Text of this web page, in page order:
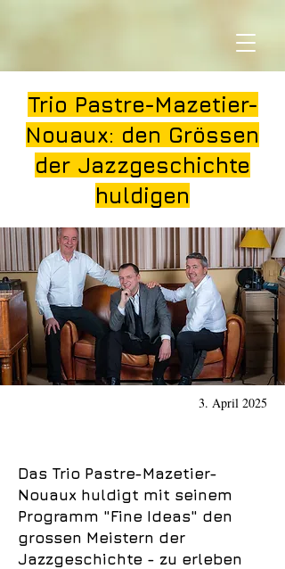
Trio Pastre-Mazetier-
Nouaux: den Grössen
der Jazzgeschichte
huldigen
3. April 2025
Das Trio Pastre-Mazetier-
Nouaux huldigt mit seinem
Programm "Fine Ideas" den
grossen Meistern der
Jazzgeschichte - zu erleben